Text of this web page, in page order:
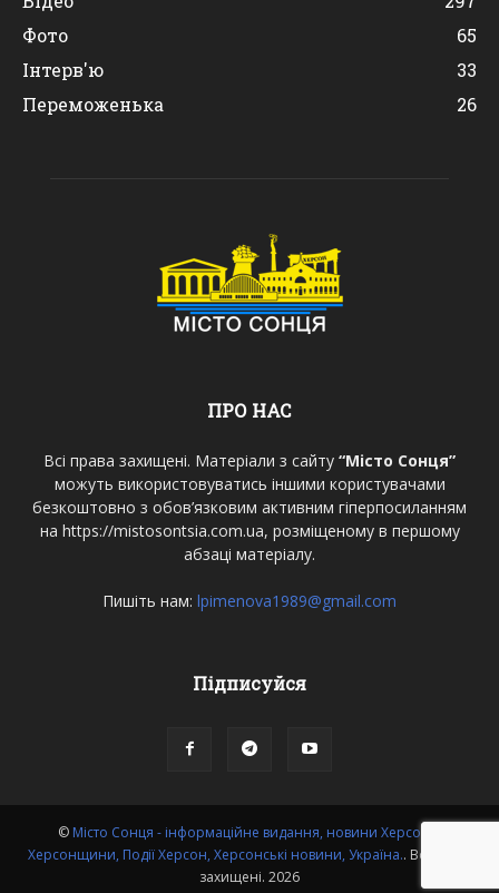
Фото
65
Інтерв'ю
33
Переможенька
26
ПРО НАС
Всі права захищені. Матеріали з сайту “Місто Сонця”
можуть використовуватись іншими користувачами
безкоштовно з обов’язковим активним гіперпосиланням
на https://mistosontsia.com.ua, розміщеному в першому
абзаці матеріалу.
Пишіть нам: lpimenova1989@gmail.com
Підписуйся
© Місто Сонця - інформаційне видання, новини Херсона,
Херсонщини, Події Херсон, Херсонські новини, Україна.. Всі права
захищені. 2026